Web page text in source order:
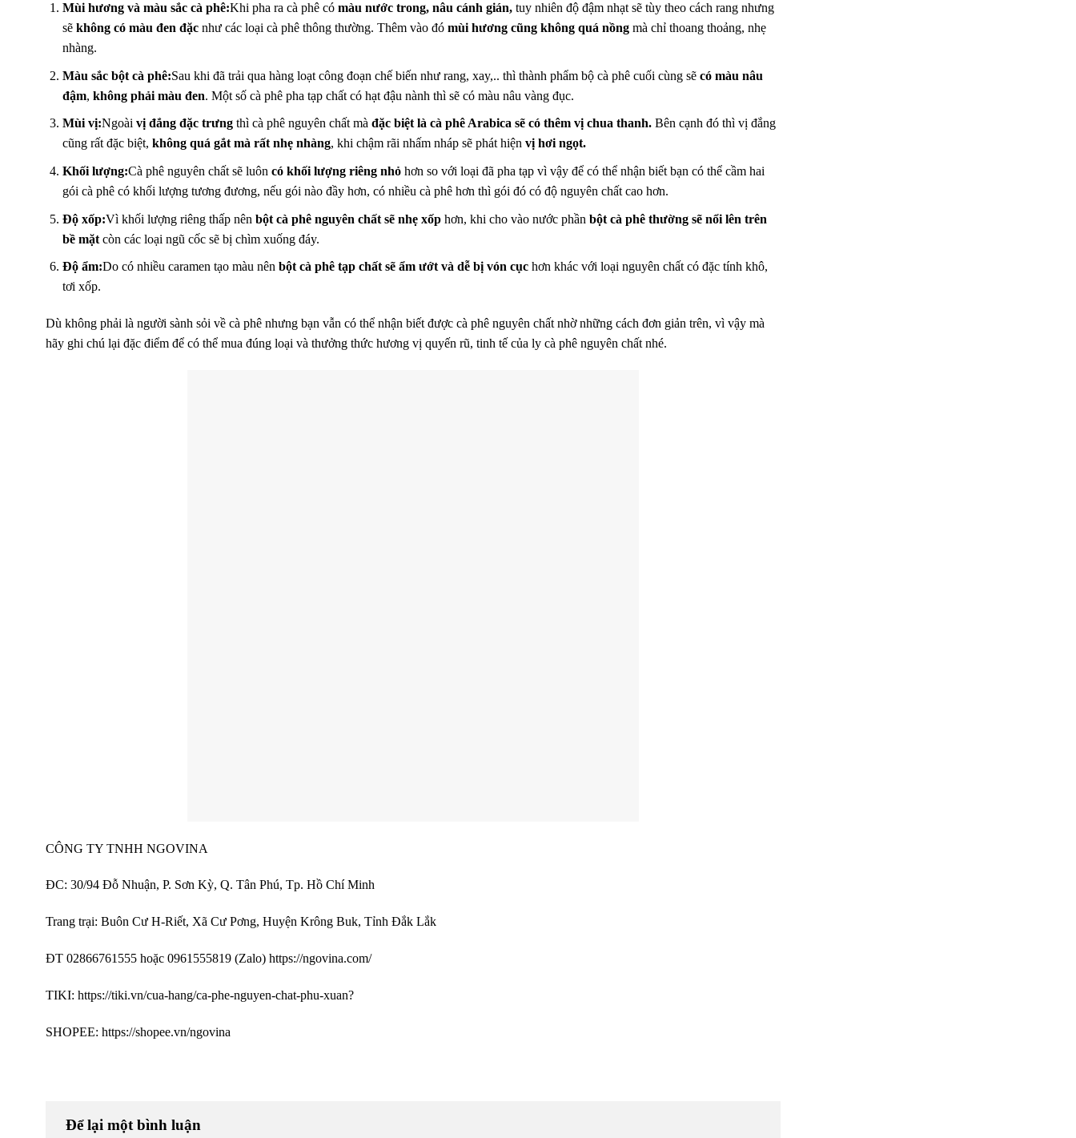
Mùi hương và màu sắc cà phê:Khi pha ra cà phê có màu nước trong, nâu cánh gián,tuy nhiên độ đậm nhạt sẽ tùy theo cách rang nhưng
sẽ không có màu đen đặcnhư các loại cà phê thông thường. Thêm vào đó mùi hương cũng không quá nồngmà chỉ thoang thoảng, nhẹ
nhàng.
Màu sắc bột cà phê:Sau khi đã trải qua hàng loạt công đoạn chế biến như rang, xay,.. thì thành phẩm bộ cà phê cuối cùng sẽ có màu nâu
đậm, không phải màu đen. Một số cà phê pha tạp chất có hạt đậu nành thì sẽ có màu nâu vàng đục.
Mùi vị:Ngoài vị đắng đặc trưngthì cà phê nguyên chất mà đặc biệt là cà phê Arabica sẽ có thêm vị chua thanh.Bên cạnh đó thì vị đắng
cũng rất đặc biệt, không quá gắt mà rất nhẹ nhàng, khi chậm rãi nhấm nháp sẽ phát hiện vị hơi ngọt.
Khối lượng:Cà phê nguyên chất sẽ luôn có khối lượng riêng nhỏhơn so với loại đã pha tạp vì vậy để có thể nhận biết bạn có thể cầm hai
gói cà phê có khối lượng tương đương, nếu gói nào đầy hơn, có nhiều cà phê hơn thì gói đó có độ nguyên chất cao hơn.
Độ xốp:Vì khối lượng riêng thấp nên bột cà phê nguyên chất sẽ nhẹ xốphơn, khi cho vào nước phần bột cà phê thường sẽ nổi lên trên
bề mặtcòn các loại ngũ cốc sẽ bị chìm xuống đáy.
Độ ẩm:Do có nhiều caramen tạo màu nên bột cà phê tạp chất sẽ ẩm ướt và dễ bị vón cụchơn khác với loại nguyên chất có đặc tính khô,
tơi xốp.
Dù không phải là người sành sỏi về cà phê nhưng bạn vẫn có thể nhận biết được cà phê nguyên chất nhờ những cách đơn giản trên, vì vậy mà
hãy ghi chú lại đặc điểm để có thể mua đúng loại và thưởng thức hương vị quyến rũ, tinh tế của ly cà phê nguyên chất nhé.
CÔNG TY TNHH NGOVINA
ĐC: 30/94 Đỗ Nhuận, P. Sơn Kỳ, Q. Tân Phú, Tp. Hồ Chí Minh
Trang trại: Buôn Cư H-Riết, Xã Cư Pơng, Huyện Krông Buk, Tỉnh Đắk Lắk
ĐT 02866761555 hoặc 0961555819 (Zalo) https://ngovina.com/
TIKI: https://tiki.vn/cua-hang/ca-phe-nguyen-chat-phu-xuan?
SHOPEE: https://shopee.vn/ngovina
Để lại một bình luận